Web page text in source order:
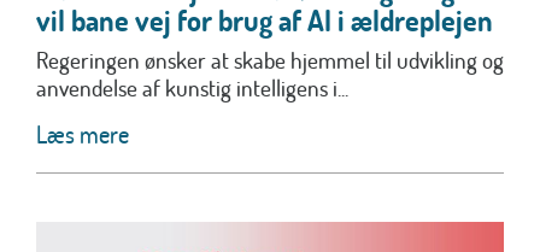
vil bane vej for brug af AI i ældreplejen
Regeringen ønsker at skabe hjemmel til udvikling og
anvendelse af kunstig intelligens i...
Læs mere